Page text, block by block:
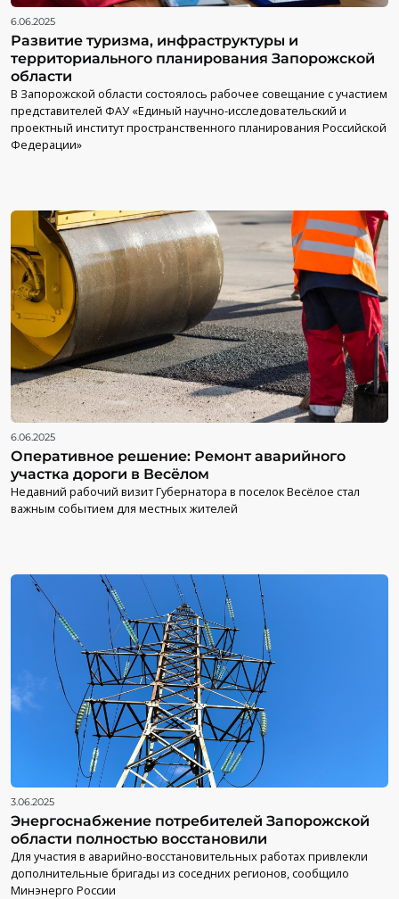
6.06.2025
Развитие туризма, инфраструктуры и
территориального планирования Запорожской
области
В Запорожской области состоялось рабочее совещание с участием
представителей ФАУ «Единый научно-исследовательский и
проектный институт пространственного планирования Российской
Федерации»
6.06.2025
Оперативное решение: Ремонт аварийного
участка дороги в Весёлом
Недавний рабочий визит Губернатора в поселок Весёлое стал
важным событием для местных жителей
3.06.2025
Энергоснабжение потребителей Запорожской
области полностью восстановили
Для участия в аварийно-восстановительных работах привлекли
дополнительные бригады из соседних регионов, сообщило
Минэнерго России